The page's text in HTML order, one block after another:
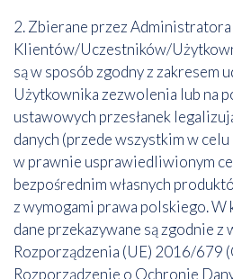
2. Zbierane przez
Klientów/Uczestników/
są w sposób zgodny z zakresem
Użytkownika zezwolenia lub na
ustawowych przesłanek
danych (przede wszystkim w
w prawnie usprawiedliwionym
bezpośrednim własnych
z wymogami prawa polskiego. W
dane przekazywane są zgodnie z
Rozporządzenia (UE) 2016/679
Rozporządzenie o Ochronie